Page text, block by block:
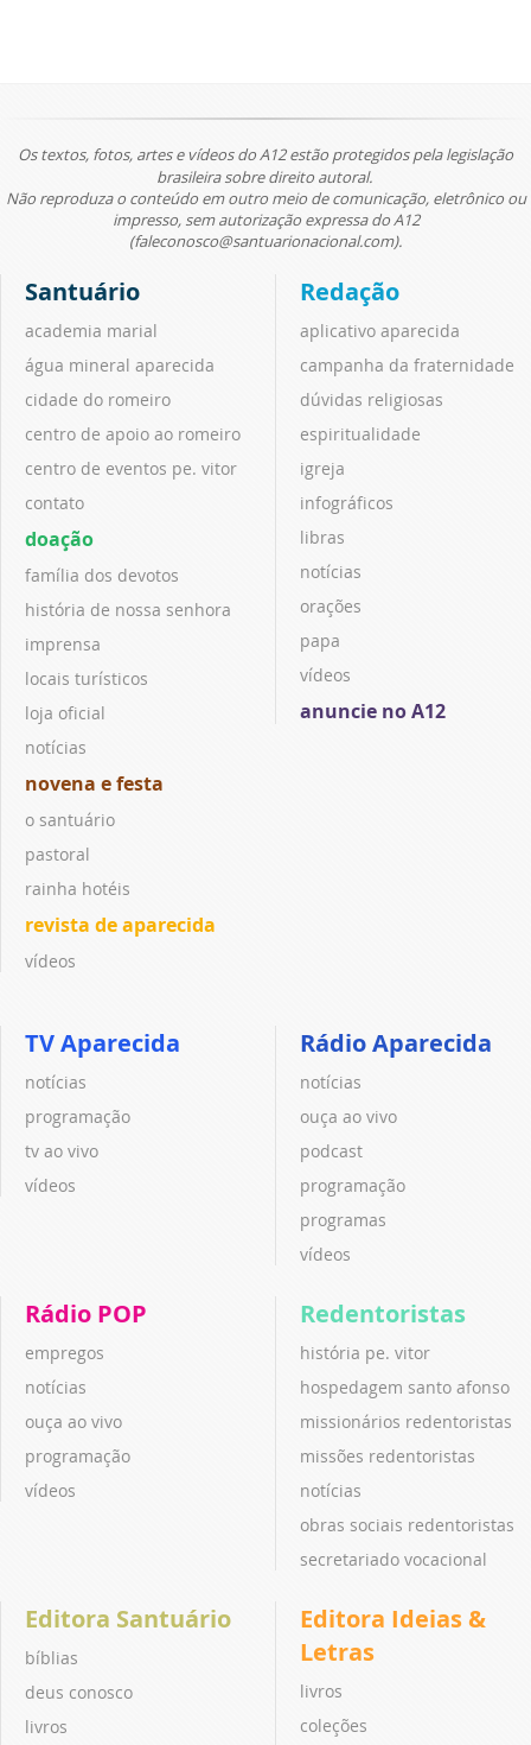
Os textos, fotos, artes e vídeos do A12 estão protegidos pela legislação
brasileira sobre direito autoral.
Não reproduza o conteúdo em outro meio de comunicação, eletrônico ou
impresso, sem autorização expressa do A12
(faleconosco@santuarionacional.com).
Santuário
academia marial
água mineral aparecida
cidade do romeiro
centro de apoio ao romeiro
centro de eventos pe. vitor
contato
doação
família dos devotos
história de nossa senhora
imprensa
locais turísticos
loja oficial
notícias
novena e festa
o santuário
pastoral
rainha hotéis
revista de aparecida
vídeos
Redação
aplicativo aparecida
campanha da fraternidade
dúvidas religiosas
espiritualidade
igreja
infográficos
libras
notícias
orações
papa
vídeos
anuncie no A12
TV Aparecida
notícias
programação
tv ao vivo
vídeos
Rádio Aparecida
notícias
ouça ao vivo
podcast
programação
programas
vídeos
Rádio POP
empregos
notícias
ouça ao vivo
programação
vídeos
Redentoristas
história pe. vitor
hospedagem santo afonso
missionários redentoristas
missões redentoristas
notícias
obras sociais redentoristas
secretariado vocacional
Editora Santuário
bíblias
deus conosco
livros
Editora Ideias &
Letras
livros
coleções